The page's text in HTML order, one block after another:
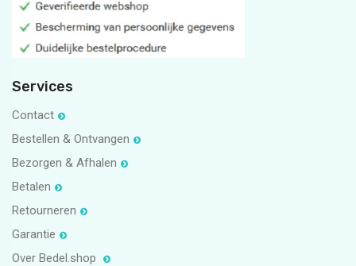
Services
Contact
Bestellen & Ontvangen
Bezorgen & Afhalen
Betalen
Retourneren
Garantie
Over Bedel.shop